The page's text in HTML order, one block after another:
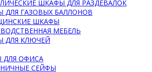
ШКАФЫ ДЛЯ РАЗДЕВАЛОК
ДЛЯ ГАЗОВЫХ БАЛЛОНОВ
ШКАФЫ
МЕБЕЛЬ
ДЛЯ КЛЮЧЕЙ
ДЛЯ ОФИСА
СЕЙФЫ